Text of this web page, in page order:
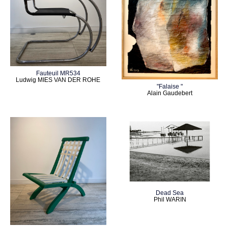
Fauteuil MR534
Ludwig MIES VAN DER ROHE
"Falaise "
Alain Gaudebert
Dead Sea
Phil WARIN